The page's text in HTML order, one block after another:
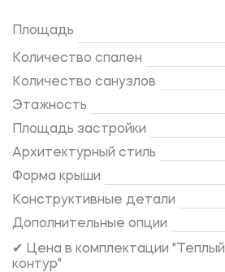
Площадь
Количество спален
Количество санузлов
Этажность
Площадь застройки
Архитектурный стиль
Форма крыши
Конструктивные детали
Дополнительные опции
✔ Цена в комплектации "Теплый
контур"